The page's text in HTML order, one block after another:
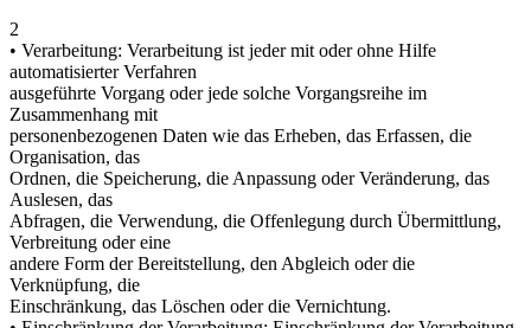
2
• Verarbeitung: Verarbeitung ist jeder mit oder ohne Hilfe
automatisierter Verfahren
ausgeführte Vorgang oder jede solche Vorgangsreihe im
Zusammenhang mit
personenbezogenen Daten wie das Erheben, das Erfassen, die
Organisation, das
Ordnen, die Speicherung, die Anpassung oder Veränderung, das
Auslesen, das
Abfragen, die Verwendung, die Offenlegung durch Übermittlung,
Verbreitung oder eine
andere Form der Bereitstellung, den Abgleich oder die
Verknüpfung, die
Einschränkung, das Löschen oder die Vernichtung.